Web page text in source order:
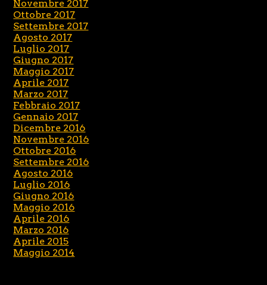
Novembre 2017
Ottobre 2017
Settembre 2017
Agosto 2017
Luglio 2017
Giugno 2017
Maggio 2017
Aprile 2017
Marzo 2017
Febbraio 2017
Gennaio 2017
Dicembre 2016
Novembre 2016
Ottobre 2016
Settembre 2016
Agosto 2016
Luglio 2016
Giugno 2016
Maggio 2016
Aprile 2016
Marzo 2016
Aprile 2015
Maggio 2014